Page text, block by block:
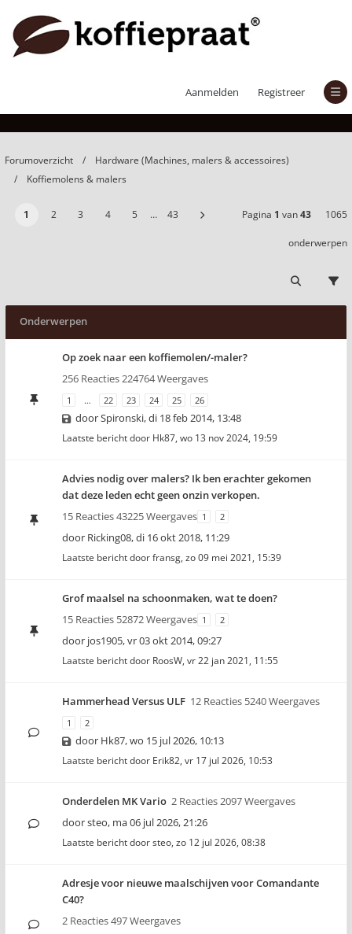
Aanmelden Registreer
Koffiemolens & malers
Forumoverzicht
Hardware (Machines, malers & accessoires)
Koffiemolens & malers
1 2 3 4 5 … 43 Pagina 1 van43 1065
onderwerpen
Onderwerpen
Op zoek naar een koffiemolen/-maler?
256 Reacties 224764 Weergaves
1 … 22 23 24 25 26
doorSpironski,di 18 feb 2014, 13:48
Laatste bericht door Hk87, wo 13 nov 2024, 19:59
Advies nodig over malers? Ik ben erachter gekomen
dat deze leden echt geen onzin verkopen.
15 Reacties 43225 Weergaves 1 2
door Ricking08,di 16 okt 2018, 11:29
Laatste bericht doorfransg, zo 09 mei 2021, 15:39
Grof maalsel na schoonmaken, wat te doen?
15 Reacties 52872 Weergaves 1 2
door jos1905,vr 03 okt 2014, 09:27
Laatste bericht door RoosW, vr 22 jan 2021, 11:55
Hammerhead Versus ULF 12 Reacties 5240 Weergaves
1 2
door Hk87,wo 15 jul 2026, 10:13
Laatste bericht door Erik82, vr 17 jul 2026, 10:53
Onderdelen MK Vario 2 Reacties 2097 Weergaves
doorsteo, ma 06 jul 2026, 21:26
Laatste bericht doorsteo, zo 12 jul 2026, 08:38
Adresje voor nieuwe maalschijven voor Comandante
C40?
2 Reacties 497 Weergaves